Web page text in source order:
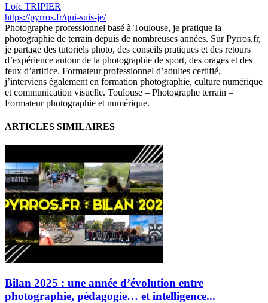
Loïc TRIPIER
https://pyrros.fr/qui-suis-je/
Photographe professionnel basé à Toulouse, je pratique la
photographie de terrain depuis de nombreuses années. Sur Pyrros.fr,
je partage des tutoriels photo, des conseils pratiques et des retours
d’expérience autour de la photographie de sport, des orages et des
feux d’artifice. Formateur professionnel d’adultes certifié,
j’interviens également en formation photographie, culture numérique
et communication visuelle. Toulouse – Photographe terrain –
Formateur photographie et numérique.
ARTICLES SIMILAIRES
Bilan 2025 : une année d’évolution entre
photographie, pédagogie… et intelligence...